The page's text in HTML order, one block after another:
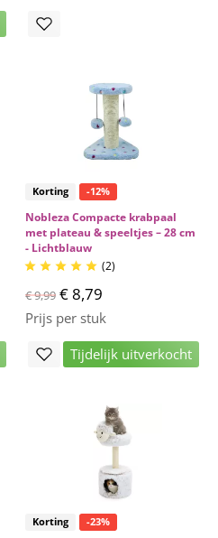
Korting -12%
Nobleza Compacte krabpaal
met plateau & speeltjes – 28 cm
- Lichtblauw
     (2)
€ 9,99 € 8,79
Prijs per stuk
Tijdelijk uitverkocht
Korting -23%